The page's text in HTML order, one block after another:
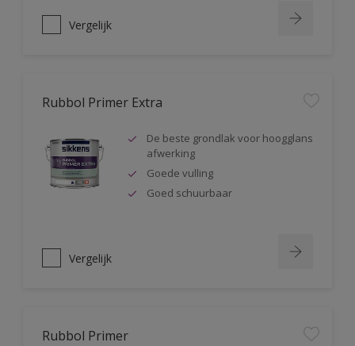
Vergelijk
Rubbol Primer Extra
De beste grondlak voor hoogglans
afwerking
Goede vulling
Goed schuurbaar
Vergelijk
Rubbol Primer